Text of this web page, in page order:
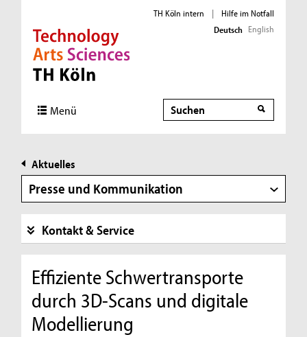
Direkt zur Hauptnavigation
Direkt zur Subnavigation
Direkt zum Inhalt
Direkt zum Fußbereich
TH Köln intern |
Hilfe im Notfall
Deutsch English
Menü Suche
Aktuelles
Presse und Kommunikation
Kontakt & Service
Effiziente Schwertransporte
durch 3D-Scans und digitale
Modellierung